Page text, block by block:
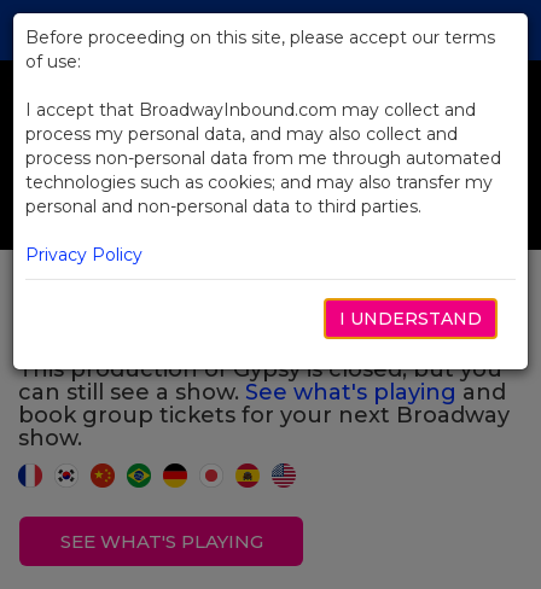
Skip
Main
Previous
Gypsy
This production of Gypsy is closed, but you
can still see a show. See what's playing and
book group tickets for your next Broadway
show.
SEE WHAT'S PLAYING
Before proceeding on this site, please accept our terms
of use:
I accept that BroadwayInbound.com may collect and
process my personal data, and may also collect and
process non-personal data from me through automated
technologies such as cookies; and may also transfer my
personal and non-personal data to third parties.
Privacy Policy
I UNDERSTAND